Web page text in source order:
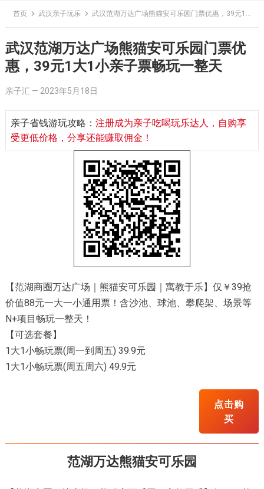
首页 武汉亲子玩乐 武汉范湖万达广场熊猫安可乐园门票优惠，39元1大1小亲子票畅玩一整天
武汉范湖万达广场熊猫安可乐园门票优
惠，39元1大1小亲子票畅玩一整天
亲子汇 — 2023年5月18日
亲子省钱游玩攻略： 注册成为亲子吃喝玩乐达人，自购享
受更低价格，分享还能赚取佣金！
【范湖商圈万达广场｜熊猫安可乐园｜寓教于乐】仅￥39抢
价值88元一大一小通用票！含沙池、球池、攀爬架、场景等
N+项目畅玩一整天！
【可选套餐】
1大1小畅玩票(周一到周五) 39.9元
1大1小畅玩票(周五周六) 49.9元
点击购
买
范湖万达熊猫安可乐园